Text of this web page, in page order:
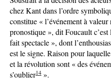
chez Kant dans l’ordre
constitue « l’événement à
pronostique », dit Foucault
fait spectacle », dont
est le signe. Raison pour
et la révolution sont « des
s’oublier14 ».